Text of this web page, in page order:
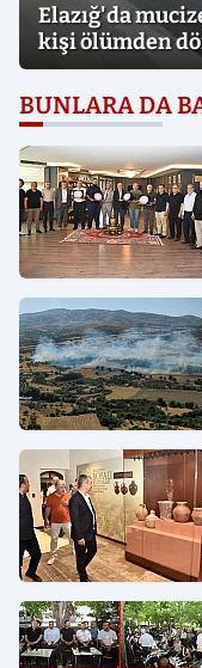
Elazığ'da
kişi ölümden
BUNLARA DA